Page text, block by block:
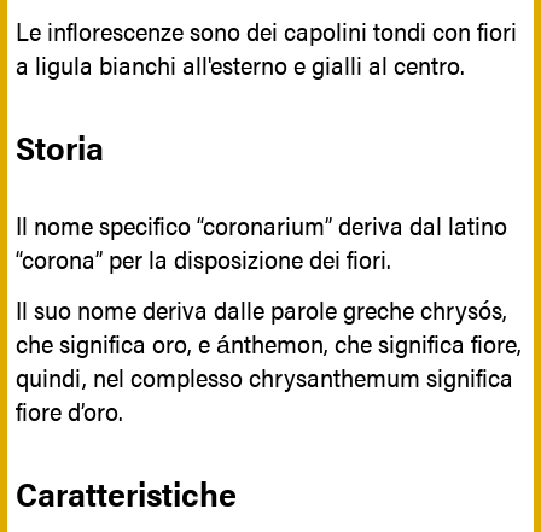
Le inflorescenze sono dei capolini tondi con fiori
a ligula bianchi all'esterno e gialli al centro.
Storia
Il nome specifico “coronarium” deriva dal latino
“corona” per la disposizione dei fiori.
Il suo nome deriva dalle parole greche chrysós,
che significa oro, e ánthemon, che significa fiore,
quindi, nel complesso chrysanthemum significa
fiore d’oro.
Caratteristiche